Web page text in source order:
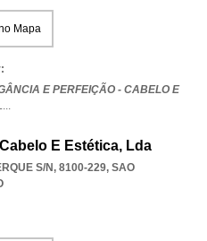
Mapa
E PERFEIÇÃO - CABELO E
...
E Estética, Lda
S/N, 8100-229, SAO